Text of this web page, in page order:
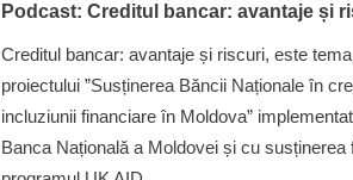
Podcast: Creditul bancar: avantaje și
Creditul bancar: avantaje și riscuri, este
proiectului ”Susținerea Băncii Naționale în
incluziunii financiare în Moldova”
Banca Națională a Moldovei și cu